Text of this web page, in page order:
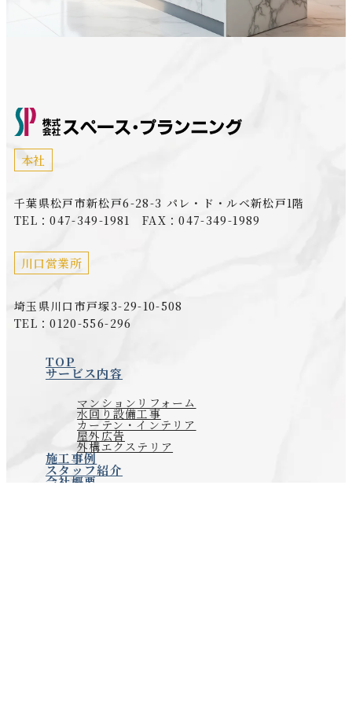
本社
千葉県松戸市新松戸6-28-3 パレ・ド・ルベ新松戸1階
TEL：047-349-1981 FAX：047-349-1989
川口営業所
埼玉県川口市戸塚3-29-10-508
TEL：0120-556-296
TOP
サービス内容
マンションリフォーム
水回り設備工事
カーテン・インテリア
屋外広告
外構エクステリア
施工事例
スタッフ紹介
会社概要